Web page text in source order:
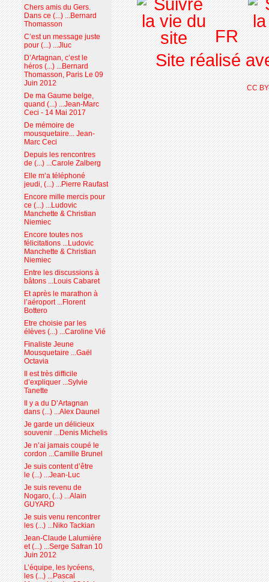
Chers amis du Gers.
Dans ce (...) ...Bernard
Thomasson
C’est un message juste
pour (...) ...Jluc
D’Artagnan, c’est le
héros (...) ...Bernard
Thomasson, Paris Le 09
Juin 2012
De ma Gaume belge,
quand (...) ...Jean-Marc
Ceci - 14 Mai 2017
De mémoire de
mousquetaire... Jean-
Marc Ceci
Depuis les rencontres
de (...) ...Carole Zalberg
Elle m’a téléphoné
jeudi, (...) ...Pierre Raufast
Encore mille mercis pour
ce (...) ...Ludovic
Manchette & Christian
Niemiec
Encore toutes nos
félicitations ...Ludovic
Manchette & Christian
Niemiec
Entre les discussions à
bâtons ...Louis Cabaret
Et après le marathon à
l’aéroport ...Florent
Bottero
Etre choisie par les
élèves (...) ...Caroline Vié
Finaliste Jeune
Mousquetaire ...Gaël
Octavia
Il est très difficile
d’expliquer ...Sylvie
Tanette
Il y a du D’Artagnan
dans (...) ...Alex Daunel
Je garde un délicieux
souvenir ...Denis Michelis
Je n’ai jamais coupé le
cordon ...Camille Brunel
Je suis content d’être
le (...) ...Jean-Luc
Je suis revenu de
Nogaro, (...) ...Alain
GUYARD
Je suis venu rencontrer
les (...) ...Niko Tackian
Jean-Claude Lalumière
et (...) ...Serge Safran 10
Juin 2012
L’équipe, les lycéens,
les (...) ...Pascal
FR
Site réalisé
CC